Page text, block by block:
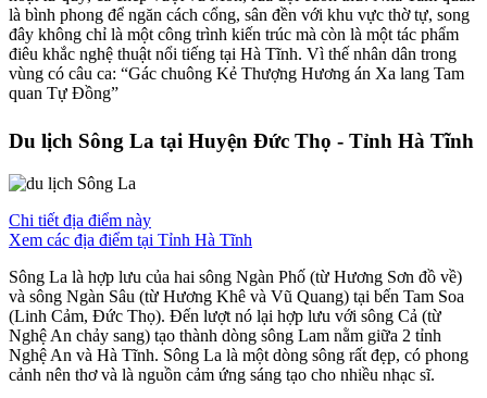
là bình phong để ngăn cách cổng, sân đền với khu vực thờ tự, song
đây không chỉ là một công trình kiến trúc mà còn là một tác phẩm
điêu khắc nghệ thuật nổi tiếng tại Hà Tĩnh. Vì thế nhân dân trong
vùng có câu ca: “Gác chuông Kẻ Thượng Hương án Xa lang Tam
quan Tự Đồng”
Du lịch Sông La tại Huyện Đức Thọ - Tỉnh Hà Tĩnh
Chi tiết địa điểm này
Xem các địa điểm tại Tỉnh Hà Tĩnh
Sông La là hợp lưu của hai sông Ngàn Phố (từ Hương Sơn đồ về)
và sông Ngàn Sâu (từ Hương Khê và Vũ Quang) tại bến Tam Soa
(Linh Cảm, Đức Thọ). Đến lượt nó lại hợp lưu với sông Cả (từ
Nghệ An chảy sang) tạo thành dòng sông Lam nằm giữa 2 tỉnh
Nghệ An và Hà Tĩnh. Sông La là một dòng sông rất đẹp, có phong
cảnh nên thơ và là nguồn cảm ứng sáng tạo cho nhiều nhạc sĩ.